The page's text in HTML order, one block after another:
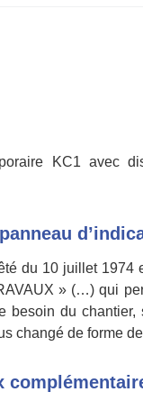
KC1 avec
du 10 juillet
» (…) qui
besoin du
changé de forme